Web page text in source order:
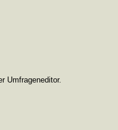
Umfrageneditor.